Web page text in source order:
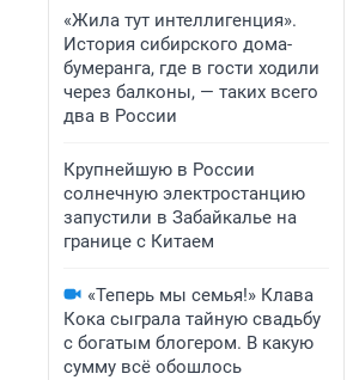
«Жила тут интеллигенция».
История сибирского дома-
бумеранга, где в гости ходили
через балконы, — таких всего
два в России
Крупнейшую в России
солнечную электростанцию
запустили в Забайкалье на
границе с Китаем
«Теперь мы семья!» Клава
Кока сыграла тайную свадьбу
с богатым блогером. В какую
сумму всё обошлось